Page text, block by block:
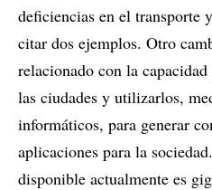
deficiencias en el transporte
citar dos ejemplos. Otro
relacionado con la
las ciudades y utilizarlos,
informáticos, para generar
aplicaciones para la
disponible actualmente es